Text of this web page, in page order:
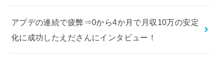
アプデの連続で疲弊⇒0から4か月で月収10万の安定
化に成功したえださんにインタビュー！